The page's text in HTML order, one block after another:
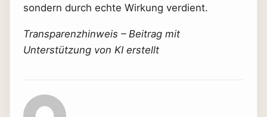
sondern durch echte Wirkung verdient.
Transparenzhinweis – Beitrag mit
Unterstützung von KI erstellt